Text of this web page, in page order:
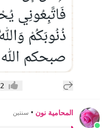
إضافة رد جديد إعجاب2
المحامية نون • سنتين